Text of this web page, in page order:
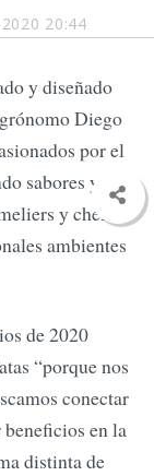
20:44
y diseñado
Diego
por el
sabores y
y chefs
ambientes
de 2020
“porque nos
conectar
en la
distinta de